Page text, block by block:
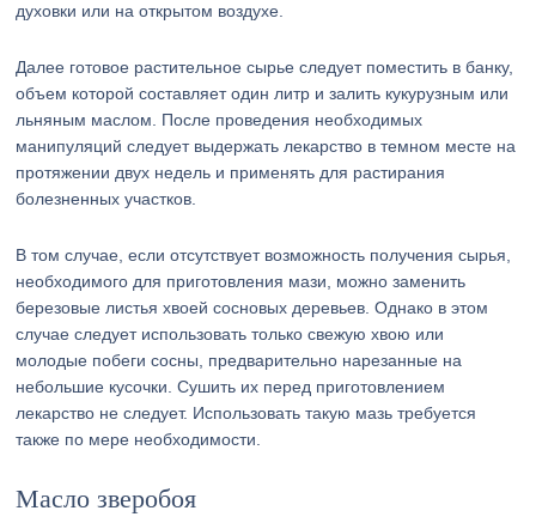
духовки или на открытом воздухе.
Далее готовое растительное сырье следует поместить в банку,
объем которой составляет один литр и залить кукурузным или
льняным маслом. После проведения необходимых
манипуляций следует выдержать лекарство в темном месте на
протяжении двух недель и применять для растирания
болезненных участков.
В том случае, если отсутствует возможность получения сырья,
необходимого для приготовления мази, можно заменить
березовые листья хвоей сосновых деревьев. Однако в этом
случае следует использовать только свежую хвою или
молодые побеги сосны, предварительно нарезанные на
небольшие кусочки. Сушить их перед приготовлением
лекарство не следует. Использовать такую мазь требуется
также по мере необходимости.
Масло зверобоя